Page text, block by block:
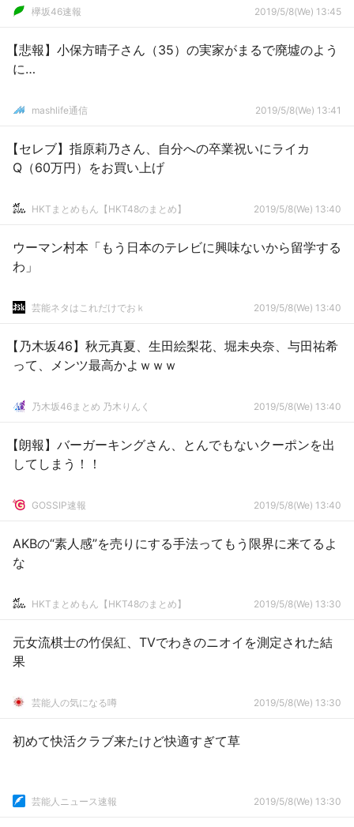
欅坂46速報 2019/5/8(We) 13:45
【悲報】小保方晴子さん（35）の実家がまるで廃墟のよう
に…
mashlife通信 2019/5/8(We) 13:41
【セレブ】指原莉乃さん、自分への卒業祝いにライカ
Q（60万円）をお買い上げ
HKTまとめもん【HKT48のまとめ】 2019/5/8(We) 13:40
ウーマン村本「もう日本のテレビに興味ないから留学する
わ」
芸能ネタはこれだけでおｋ 2019/5/8(We) 13:40
【乃木坂46】秋元真夏、生田絵梨花、堀未央奈、与田祐希
って、メンツ最高かよｗｗｗ
乃木坂46まとめ 乃木りんく 2019/5/8(We) 13:40
【朗報】バーガーキングさん、とんでもないクーポンを出
してしまう！！
GOSSIP速報 2019/5/8(We) 13:40
AKBの“素人感”を売りにする手法ってもう限界に来てるよ
な
HKTまとめもん【HKT48のまとめ】 2019/5/8(We) 13:30
元女流棋士の竹俣紅、TVでわきのニオイを測定された結
果
芸能人の気になる噂 2019/5/8(We) 13:30
初めて快活クラブ来たけど快適すぎて草
芸能人ニュース速報 2019/5/8(We) 13:30